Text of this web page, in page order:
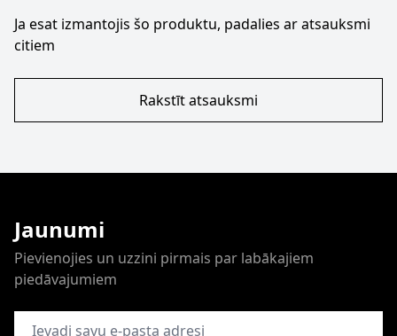
Ja esat izmantojis šo produktu, padalies ar atsauksmi
citiem
Rakstīt atsauksmi
Jaunumi
Pievienojies un uzzini pirmais par labākajiem
piedāvajumiem
E-pasta adrese